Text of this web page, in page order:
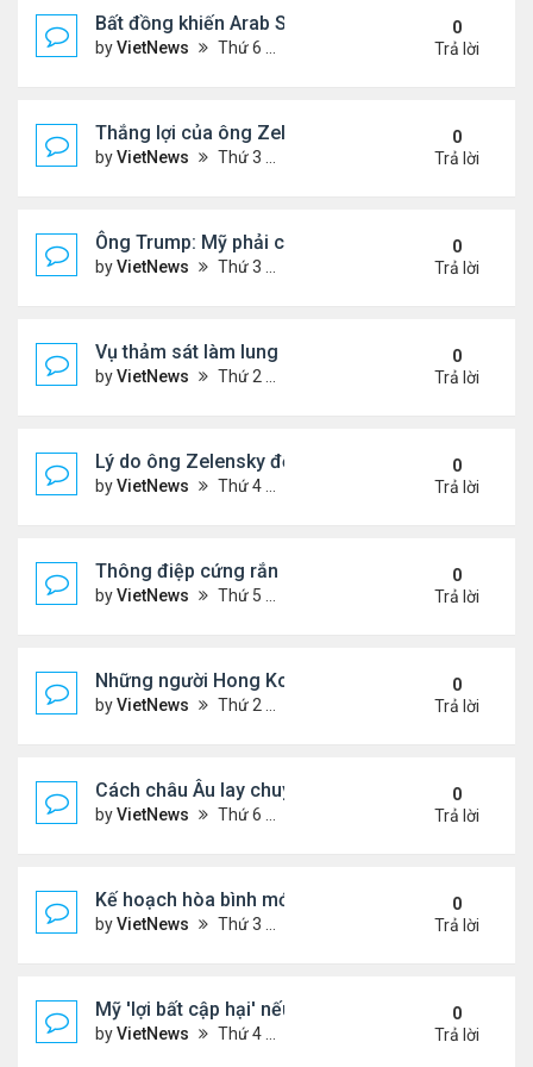
Bất đồng khiến Arab Saudi và UAE từ đồng minh
byVietNews Thứ 6 Tháng 1 02, 2026 5:25 pm
0
Trả lời
Thắng lợi của ông Zelensky khi hội đàm với ông
byVietNews Thứ 3 Tháng 12 30, 2025 4:49 pm
0
Trả lời
Ông Trump: Mỹ phải có được Greenland
byVietNews Thứ 3 Tháng 12 23, 2025 3:11 pm
0
Trả lời
Vụ thảm sát làm lung lay niềm tin với luật kiểm
byVietNews Thứ 2 Tháng 12 15, 2025 4:16 pm
0
Trả lời
Lý do ông Zelensky đổi lập trường về bầu cử tổng
byVietNews Thứ 4 Tháng 12 10, 2025 5:48 pm
0
Trả lời
Thông điệp cứng rắn của ông Putin trong xung
byVietNews Thứ 5 Tháng 12 04, 2025 4:20 pm
0
Trả lời
Những người Hong Kong trắng tay sau thảm họa
byVietNews Thứ 2 Tháng 12 01, 2025 5:49 pm
0
Trả lời
Cách châu Âu lay chuyển Mỹ về kế hoạch hòa
byVietNews Thứ 6 Tháng 11 28, 2025 4:28 pm
0
Trả lời
Kế hoạch hòa bình mới thử thách khả năng ứng
byVietNews Thứ 3 Tháng 11 25, 2025 6:48 pm
0
Trả lời
Mỹ 'lợi bất cập hại' nếu can thiệp quân sự vào
byVietNews Thứ 4 Tháng 11 19, 2025 4:49 pm
0
Trả lời